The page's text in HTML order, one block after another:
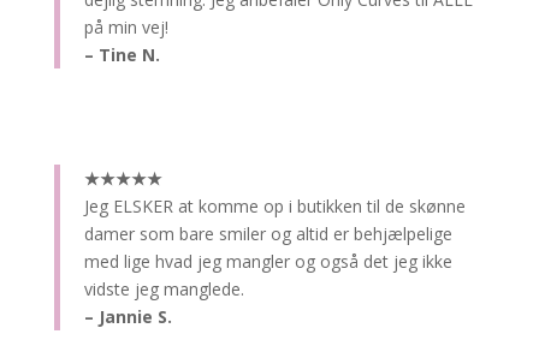
på min vej!
– Tine N.
★★★★★
Jeg ELSKER at komme op i butikken til de skønne
damer som bare smiler og altid er behjælpelige
med lige hvad jeg mangler og også det jeg ikke
vidste jeg manglede.
– Jannie S.